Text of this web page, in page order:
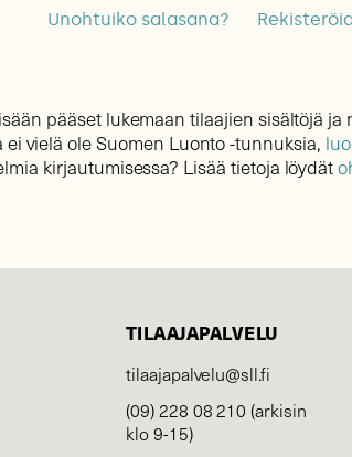
Unohtuiko salasana?
pääset lukemaan tilaajien sisältöjä ja
ei vielä ole Suomen Luonto -tunnuksia,
kirjautumisessa? Lisää tietoja löydät
TILAAJAPALVELU
tilaajapalvelu@sll.fi
(09) 228 08 210 (arkisin
klo 9-15)